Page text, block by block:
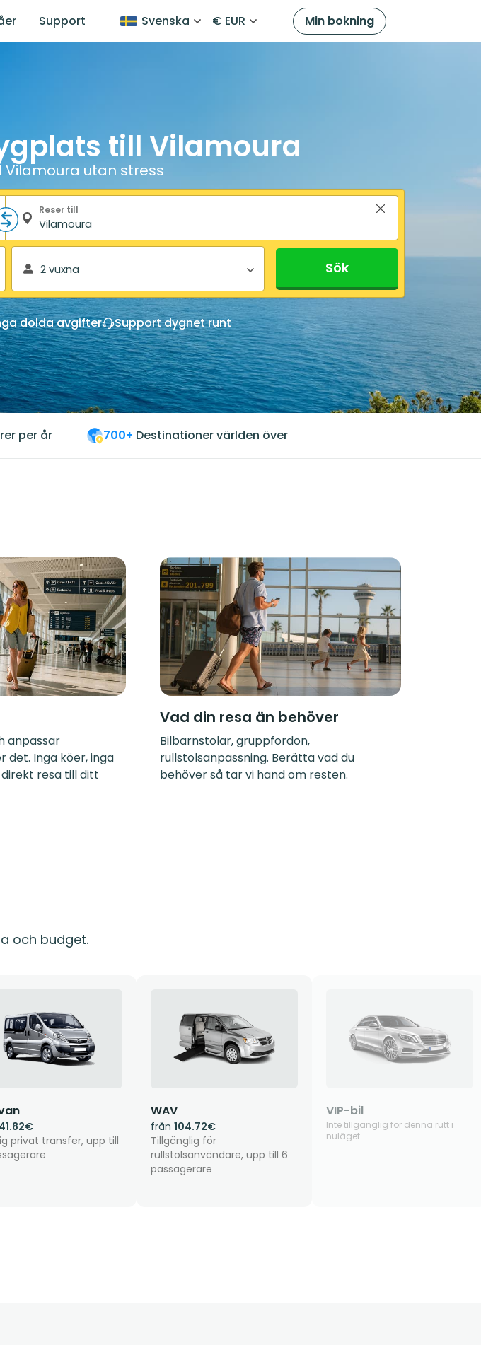
Support Svenska € EUR Min bokning
till Vilamoura
Vilamoura utan stress
Reser till
2 vuxna Sök
dolda avgifter Support dygnet runt
per år 700+ Destinationer världen över
anpassar
Inga köer, inga
resa till ditt
Vad din resa än behöver
Bilbarnstolar, gruppfordon,
rullstolsanpassning. Berätta vad du
behöver så tar vi hand om resten.
och budget.
41.82€
privat transfer, upp till
WAV
från 104.72€
Tillgänglig för
rullstolsanvändare, upp till 6
passagerare
VIP-bil
Inte tillgänglig för denna rutt i
nuläget